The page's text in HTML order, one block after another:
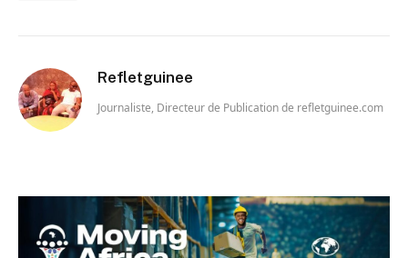
Refletguinee
Journaliste, Directeur de Publication de refletguinee.com